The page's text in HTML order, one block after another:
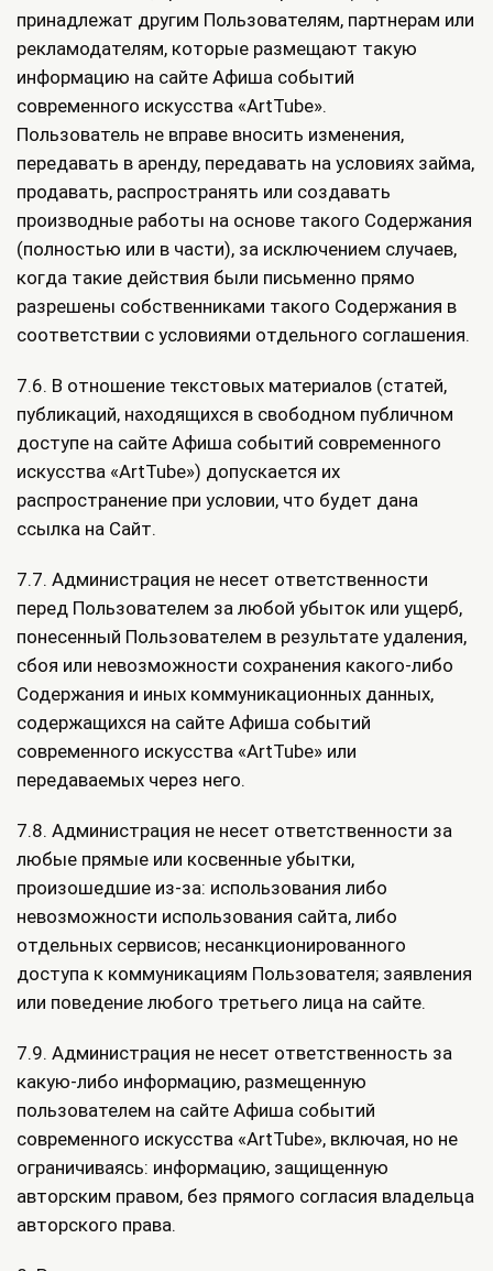
принадлежат другим Пользователям, партнерам или
рекламодателям, которые размещают такую
информацию на сайте Афиша событий
современного искусства «ArtTube».
Пользователь не вправе вносить изменения,
передавать в аренду, передавать на условиях займа,
продавать, распространять или создавать
производные работы на основе такого Содержания
(полностью или в части), за исключением случаев,
когда такие действия были письменно прямо
разрешены собственниками такого Содержания в
соответствии с условиями отдельного соглашения.
7.6. В отношение текстовых материалов (статей,
публикаций, находящихся в свободном публичном
доступе на сайте Афиша событий современного
искусства «ArtTube») допускается их
распространение при условии, что будет дана
ссылка на Сайт.
7.7. Администрация не несет ответственности
перед Пользователем за любой убыток или ущерб,
понесенный Пользователем в результате удаления,
сбоя или невозможности сохранения какого-либо
Содержания и иных коммуникационных данных,
содержащихся на сайте Афиша событий
современного искусства «ArtTube» или
передаваемых через него.
7.8. Администрация не несет ответственности за
любые прямые или косвенные убытки,
произошедшие из-за: использования либо
невозможности использования сайта, либо
отдельных сервисов; несанкционированного
доступа к коммуникациям Пользователя; заявления
или поведение любого третьего лица на сайте.
7.9. Администрация не несет ответственность за
какую-либо информацию, размещенную
пользователем на сайте Афиша событий
современного искусства «ArtTube», включая, но не
ограничиваясь: информацию, защищенную
авторским правом, без прямого согласия владельца
авторского права.